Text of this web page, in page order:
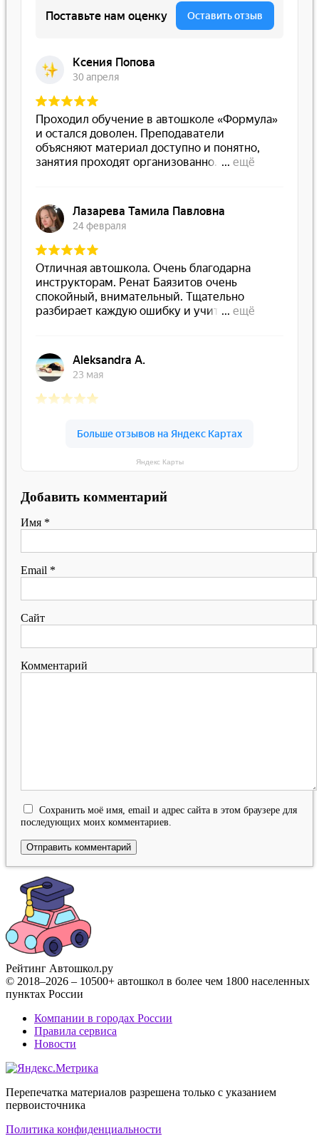
Яндекс Карты
Добавить комментарий
Имя *
Email *
Сайт
Комментарий
Сохранить моё имя, email и адрес сайта в этом браузере для
последующих моих комментариев.
Рейтинг Автошкол.ру
© 2018–2026 – 10500+ автошкол в более чем 1800 населенных
пунктах России
Компании в городах России
Правила сервиса
Новости
Перепечатка материалов разрешена только с указанием
первоисточника
Политика конфиденциальности